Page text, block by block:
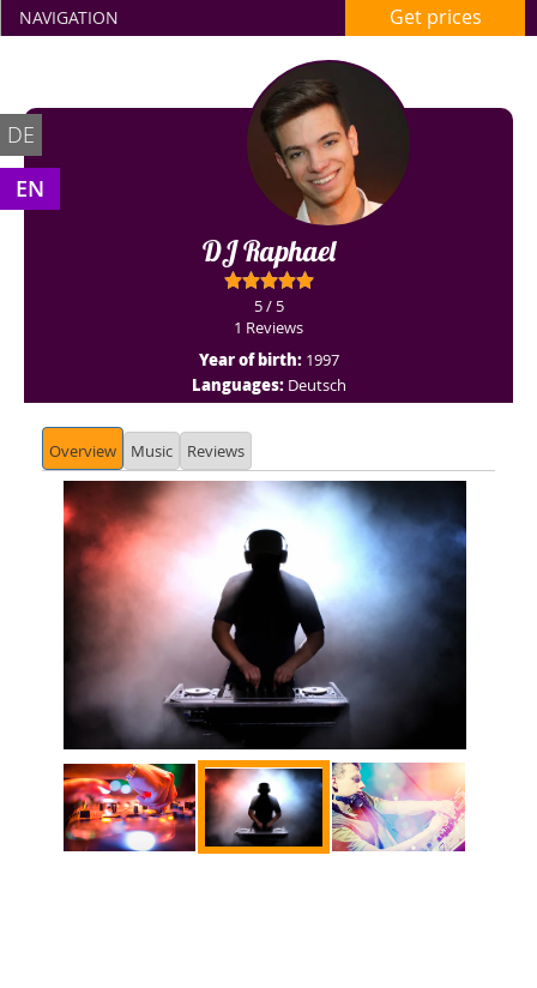
NAVIGATION Get prices
DE
EN
DJ Raphael
5 / 5
1 Reviews
Year of birth:1997
Languages: Deutsch
Overview Music Reviews